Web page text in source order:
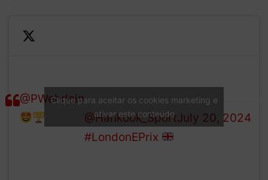
@PWehrleinRound 15
@Hankook_Sport
#LondonEPrix
(@FIAFormulaE)
July 20, 2024
Clique para aceitar os cookies marketing e
ativar este conteúdo